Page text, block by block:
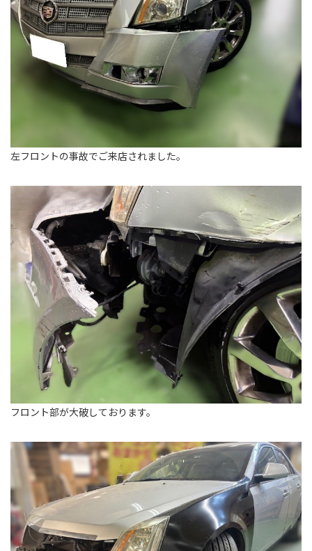
左フロントの事故でご来店されました。
フロント部が大破しております。